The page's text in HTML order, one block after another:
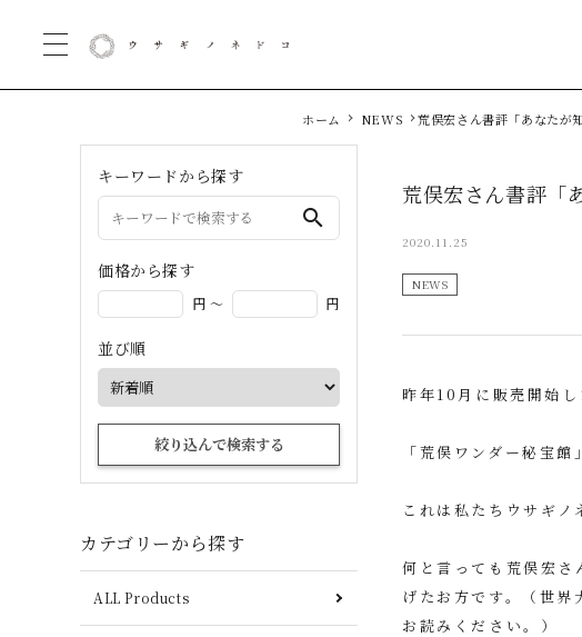
ホーム NEWS 荒俣宏さん書評「あなたが
荒俣宏さん書評「
2020.11.25
NEWS
昨年10月に販売開始し
「荒俣ワンダー秘宝館
これは私たちウサギノ
何と言っても荒俣宏
げたお方です。（世界
お読みください。）
キーワードから探す
search
価格から探す
円 ～ 円
並び順
絞り込んで検索する
カテゴリーから探す
ALL Products